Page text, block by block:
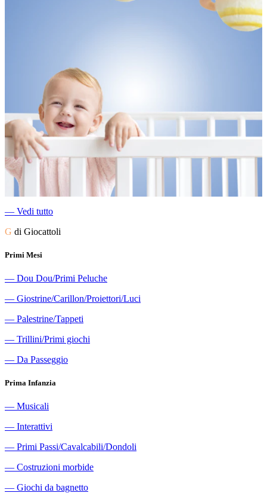
― Vedi tutto
G di Giocattoli
Primi Mesi
― Dou Dou/Primi Peluche
― Giostrine/Carillon/Proiettori/Luci
― Palestrine/Tappeti
― Trillini/Primi giochi
― Da Passeggio
Prima Infanzia
― Musicali
― Interattivi
― Primi Passi/Cavalcabili/Dondoli
― Costruzioni morbide
― Giochi da bagnetto